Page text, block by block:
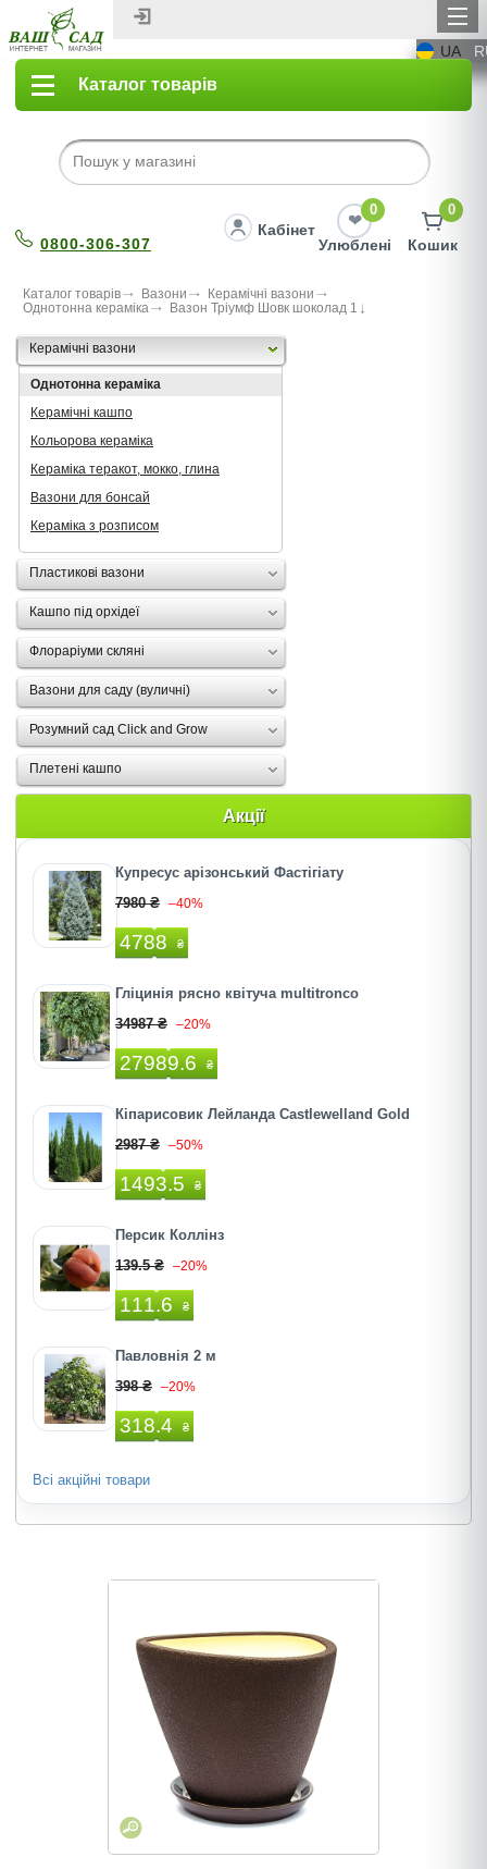
UA
Каталог товарів
0800-306-307
Кабінет
0
Улюблені
0
Кошик
Каталог товарів Вазони
Керамічні вазони
Однотонна кераміка
Вазон Тріумф Шовк шоколад 1
Керамічні вазони
Однотонна кераміка
Керамічні кашпо
Кольорова кераміка
Кераміка теракот, мокко, глина
Вазони для бонсай
Кераміка з розписом
Пластикові вазони
Кашпо під орхідеї
Флораріуми скляні
Вазони для саду (вуличні)
Розумний сад Click and Grow
Плетені кашпо
Акції
Купресус арізонський Фастігіату
7980 ₴ –40%
4788 ₴
Гліцинія рясно квітуча multitronco
34987 ₴ –20%
27989.6 ₴
Кіпарисовик Лейланда Castlewelland Gold
2987 ₴ –50%
1493.5 ₴
Персик Коллінз
139.5 ₴ –20%
111.6 ₴
Павловнiя 2 м
398 ₴ –20%
318.4 ₴
Всі акційні товари